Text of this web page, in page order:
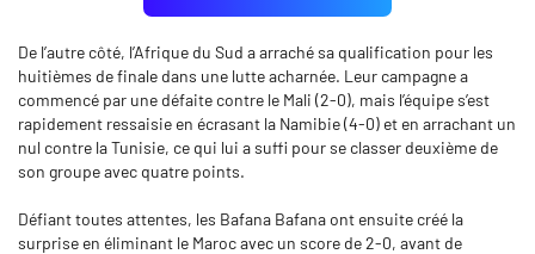
De l’autre côté, l’Afrique du Sud a arraché sa qualification pour les
huitièmes de finale dans une lutte acharnée. Leur campagne a
commencé par une défaite contre le Mali (2-0), mais l’équipe s’est
rapidement ressaisie en écrasant la Namibie (4-0) et en arrachant un
nul contre la Tunisie, ce qui lui a suffi pour se classer deuxième de
son groupe avec quatre points.
Défiant toutes attentes, les Bafana Bafana ont ensuite créé la
surprise en éliminant le Maroc avec un score de 2-0, avant de